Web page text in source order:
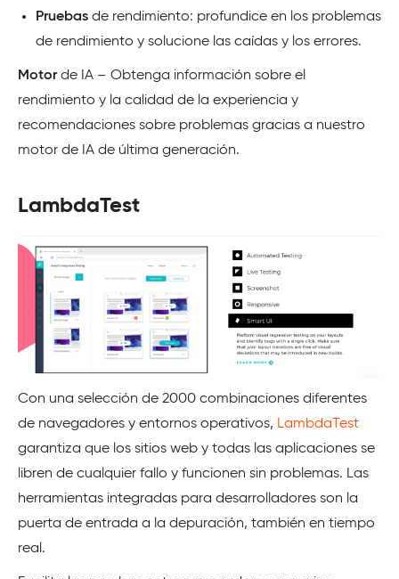
Pruebas de rendimiento: profundice en los problemas
de rendimiento y solucione las caídas y los errores.
Motorde IA – Obtenga información sobre el
rendimiento y la calidad de la experiencia y
recomendaciones sobre problemas gracias a nuestro
motor de IA de última generación.
LambdaTest
Con una selección de 2000 combinaciones diferentes
de navegadores y entornos operativos, LambdaTest
garantiza que los sitios web y todas las aplicaciones se
libren de cualquier fallo y funcionen sin problemas. Las
herramientas integradas para desarrolladores son la
puerta de entrada a la depuración, también en tiempo
real.